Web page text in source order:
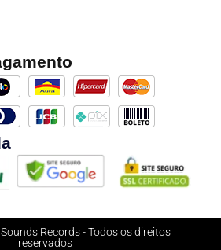
Records - Todos os direitos
reservados